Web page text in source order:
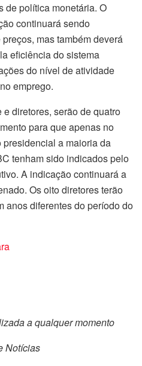
de política monetária. O
continuará sendo
mas também deverá
eficiência do sistema
do nível de atividade
emprego.
diretores, serão de quatro
para que apenas no
a maioria da
tenham sido indicados pelo
A indicação continuará a
Os oito diretores terão
anos diferentes do período do
a qualquer momento
Notícias